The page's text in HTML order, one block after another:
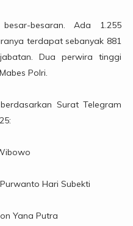
besaran. Ada 1.255
terdapat sebanyak 881
Dua perwira tinggi
Polri.
Surat Telegram
Hari Subekti
Yana Putra